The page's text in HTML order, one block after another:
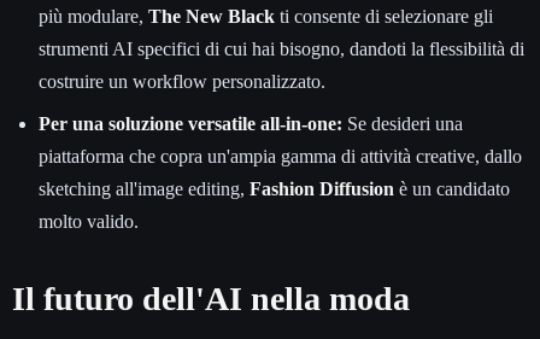
più modulare, The New Black ti consente di selezionare gli
strumenti AI specifici di cui hai bisogno, dandoti la flessibilità di
costruire un workflow personalizzato.
Per una soluzione versatile all-in-one: Se desideri una
piattaforma che copra un'ampia gamma di attività creative, dallo
sketching all'image editing, Fashion Diffusion è un candidato
molto valido.
Il futuro dell'AI nella moda